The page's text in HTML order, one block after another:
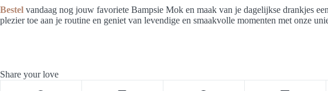
Bestel vandaag nog jouw favoriete Bampsie Mok en maak van je dagelijkse drankjes
plezier toe aan je routine en geniet van levendige en smaakvolle momenten met onze
Share your love